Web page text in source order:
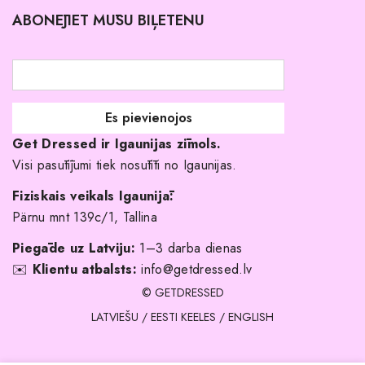
Atgriešanas politika
Līgavas družiņu kleitas
Veikali
Kāpēc izvēlēties mūs?
ABONĒJIET MŪSU BIĻETENU
Get Dressed ir Igaunijas zīmols.
Visi pasūtījumi tiek nosūtīti no Igaunijas.
Fiziskais veikals Igaunijā:
Pärnu mnt 139c/1, Tallina
Piegāde uz Latviju: 1–3 darba dienas
✉️ Klientu atbalsts: info@getdressed.lv
© GETDRESSED
LATVIEŠU / EESTI KEELES / ENGLISH